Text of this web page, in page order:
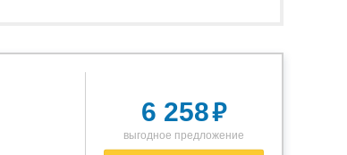
6 258₽
выгодное предложение